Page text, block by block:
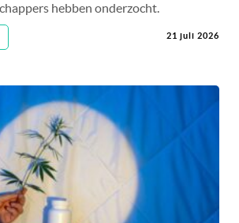
hebben onderzocht.
21 juli 2026